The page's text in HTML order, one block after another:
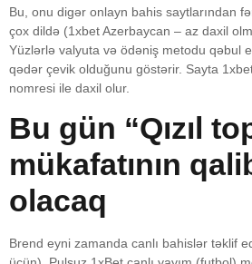
Bu, onu digər onlayn bahis saytlarından
çox dildə (1xbet Azerbaycan – az daxil
Yüzlərlə valyuta və ödəniş metodu qəbul
qədər çevik olduğunu göstərir. Sayta
nomresi ile daxil olur.
Bu gün “Qızıl
mükafatının
olacaq
Brend eyni zamanda canlı bahislər təklif